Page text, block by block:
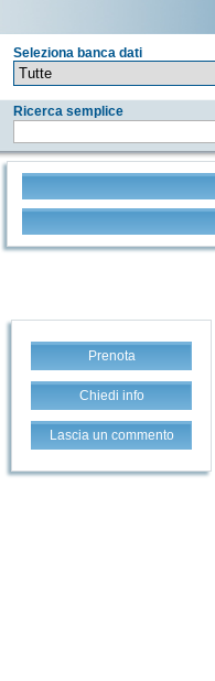
Seleziona banca dati
Ricerca semplice
Prenota
Chiedi info
Lascia un commento